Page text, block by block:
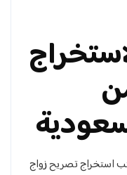
استخراج تصريح زواج